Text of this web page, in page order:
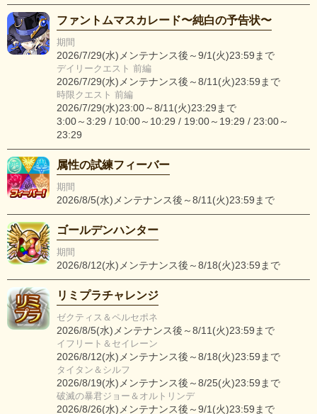
ファントムマスカレード〜純白の予告状〜
期間
2026/7/29(水)メンテナンス後～9/1(火)23:59まで
デイリークエスト 前編
2026/7/29(水)メンテナンス後～8/11(火)23:59まで
時限クエスト 前編
2026/7/29(水)23:00～8/11(火)23:29まで
3:00～3:29 / 10:00～10:29 / 19:00～19:29 / 23:00～
23:29
属性の試練フィーバー
期間
2026/8/5(水)メンテナンス後～8/11(火)23:59まで
ゴールデンハンター
期間
2026/8/12(水)メンテナンス後～8/18(火)23:59まで
リミプラチャレンジ
ゼクティス＆ペルセポネ
2026/8/5(水)メンテナンス後～8/11(火)23:59まで
イフリート＆セイレーン
2026/8/12(水)メンテナンス後～8/18(火)23:59まで
タイタン＆シルフ
2026/8/19(水)メンテナンス後～8/25(火)23:59まで
破滅の暴君ジョー＆オルトリンデ
2026/8/26(水)メンテナンス後～9/1(火)23:59まで